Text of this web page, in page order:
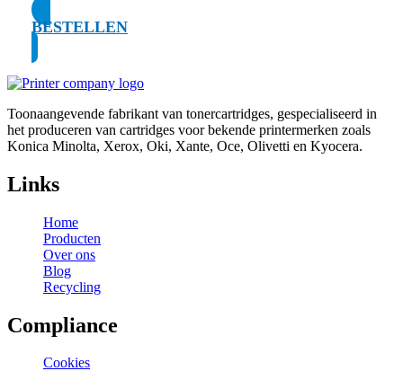
BESTELLEN
Toonaangevende fabrikant van tonercartridges, gespecialiseerd in
het produceren van cartridges voor bekende printermerken zoals
Konica Minolta, Xerox, Oki, Xante, Oce, Olivetti en Kyocera.
Links
Home
Producten
Over ons
Blog
Recycling
Compliance
Cookies